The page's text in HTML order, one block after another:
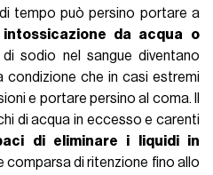
tempo può persino portare a
intossicazione da acqua o
sodio nel sangue diventano
condizione che in casi estremi
e portare persino al coma. Il
di acqua in eccesso e carenti
di eliminare i liquidi in
comparsa di ritenzione fino allo